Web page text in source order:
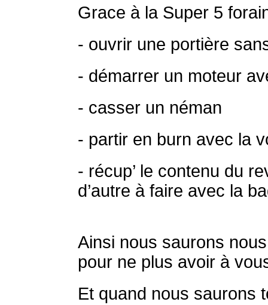
Grace à la Super 5
- ouvrir une portière
- démarrer un moteur
- casser un néman
- partir en burn avec la
- récup’ le contenu du
d’autre à faire avec la
Ainsi nous saurons
pour ne plus avoir à
Et quand nous saurons